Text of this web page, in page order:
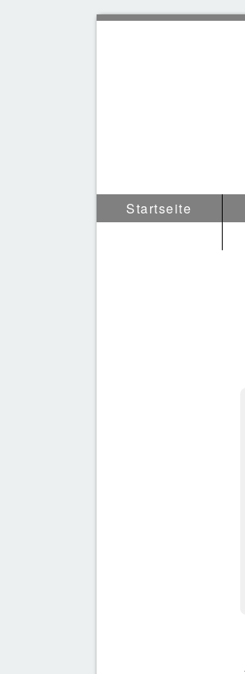
Startseite